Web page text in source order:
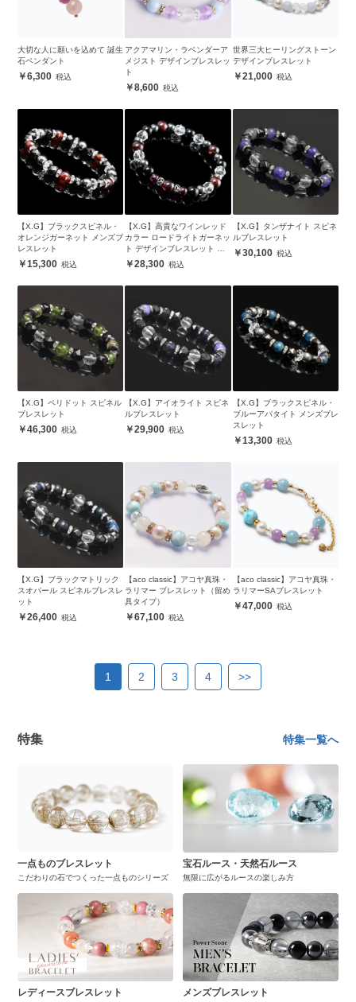
大切な人に願いを込めて 誕生
石ペンダント
6,300
アクアマリン・ラベンダーア
メジスト デザインブレスレッ
ト
8,600
世界三大ヒーリングストーン
デザインブレスレット
21,000
【X.G】ブラックスピネル・
オレンジガーネット メンズブ
レスレット
15,300
【X.G】高貴なワインレッド
カラー ロードライトガーネッ
ト デザインブレスレット メ
ンズ28,300
【X.G】タンザナイト スピネ
ルブレスレット
30,100
【X.G】ペリドット スピネル
ブレスレット
46,300
【X.G】アイオライト スピネ
ルブレスレット
29,900
【X.G】ブラックスピネル・
ブルーアパタイト メンズブレ
スレット
13,300
【X.G】ブラックマトリック
スオパール スピネルブレスレ
ット
26,400
【aco classic】アコヤ真珠・
ラリマー ブレスレット（留め
具タイプ）
67,100
【aco classic】アコヤ真珠・
ラリマーSAブレスレット
47,000
1 2 3 4 >>
特集 特集一覧へ
一点ものブレスレット
こだわりの石でつくった一点ものシリーズ
宝石ルース・天然石ルース
無限に広がるルースの楽しみ方
レディースブレスレット メンズブレスレット